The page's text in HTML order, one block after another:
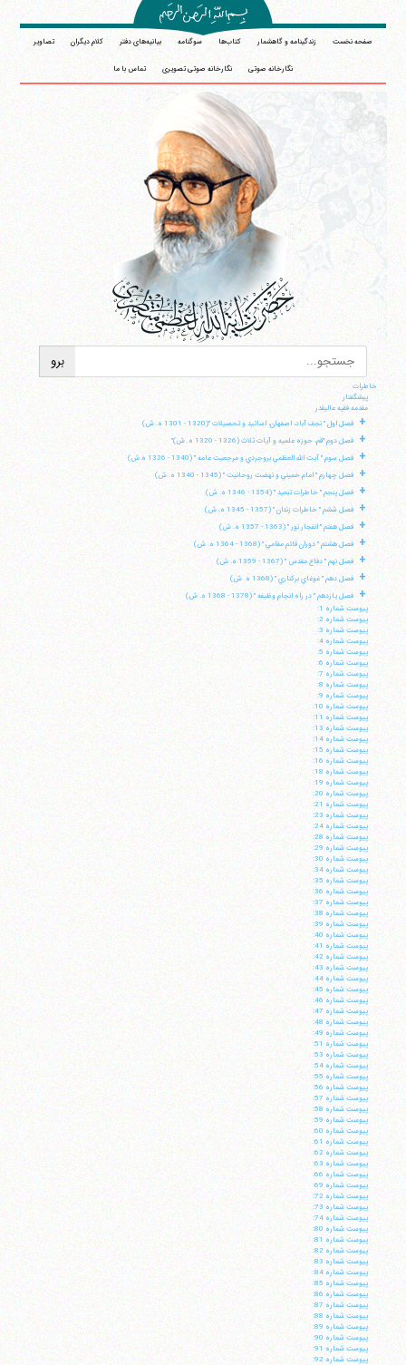
صفحه نخست زندگینامه و گاهشمار کتاب‌ها سوگنامه بیانیه‌های دفتر کلام دیگران تصاویر
نگارخانه صوتی نگارخانه صوتی تصویری تماس با ما
خاطرات
پيشگفتار
مقدمه فقيه عاليقدر
+ فصل اول " نجف آباد، اصفهان، اساتيد و تحصيلات "(1320 - 1301 ه. ش)
+ فصل دوم "قم، حوزه علميه و آيات ثلاث (1326 - 1320 ه. ش)"
+ فصل سوم " آيت الله العظمي بروجردي و مرجعيت عامه " (1340 - 1326 ه.ش)
+ فصل چهارم " امام خميني و نهضت روحانيت " (1345 - 1340 ه. ش)
+ فصل پنجم " خاطرات تبعيد " (1354 - 1346 ه. ش)
+ فصل ششم " خاطرات زندان " (1357 - 1345 ه. ش)
+ فصل هفتم " انفجار نور " (1363 - 1357 ه. ش)
+ فصل هشتم " دوران قائم مقامي " (1368 - 1364 ه. ش)
+ فصل نهم " دفاع مقدس " (1367 - 1359 ه. ش)
+ فصل دهم " غوغاي بركناري " (1368 ه. ش)
+
فصل يازدهم " در راه انجام وظيفه " (1378 - 1368 ه. ش)
پيوست شماره 1:
پيوست شماره 2:
پيوست شماره 3:
پيوست شماره 4:
پيوست شماره 5:
پيوست شماره 6:
پيوست شماره 7:
پيوست شماره 8:
پيوست شماره 9:
پيوست شماره 10:
پيوست شماره 11:
پيوست شماره 13:
پيوست شماره 14:
پيوست شماره 15:
پيوست شماره 16:
پيوست شماره 18:
پيوست شماره 19:
پيوست شماره 20:
پيوست شماره 21:
پيوست شماره 23:
پيوست شماره 24:
پيوست شماره 28:
پيوست شماره 29:
پيوست شماره 30:
پيوست شماره 34:
پيوست شماره 35:
پيوست شماره 36:
پيوست شماره 37:
پيوست شماره 38:
پيوست شماره 39:
پيوست شماره 40:
پيوست شماره 41:
پيوست شماره 42:
پيوست شماره 43:
پيوست شماره 44:
پيوست شماره 45:
پيوست شماره 46:
پيوست شماره 47:
پيوست شماره 48:
پيوست شماره 49:
پيوست شماره 51:
پيوست شماره 53:
پيوست شماره 54:
پيوست شماره 55:
پيوست شماره 56:
پيوست شماره 57:
پيوست شماره 58:
پيوست شماره 59:
پيوست شماره 60:
پيوست شماره 61:
پيوست شماره 62:
پيوست شماره 63:
پيوست شماره 66:
پيوست شماره 69:
پيوست شماره 72:
پيوست شماره 73:
پيوست شماره 74:
پيوست شماره 80:
پيوست شماره 81:
پيوست شماره 82:
پيوست شماره 83:
پيوست شماره 84:
پيوست شماره 85:
پيوست شماره 86:
پيوست شماره 87:
پيوست شماره 88:
پيوست شماره 89:
پيوست شماره 90:
پيوست شماره 91:
پيوست شماره 92: